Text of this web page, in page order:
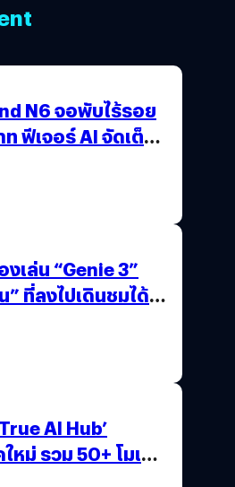
N6 จอพับไร้รอย
ฟีเจอร์ AI จัดเต็ม
เล่น “Genie 3”
” ที่ลงไปเดินชมได้
AI Hub’
ม่ รวม 50+ โมเดล